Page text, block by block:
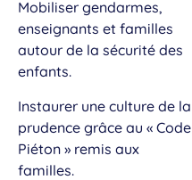
Mobiliser gendarmes,
enseignants et familles
autour de la sécurité des
enfants.
Instaurer une culture de la
prudence grâce au « Code
Piéton » remis aux
familles.